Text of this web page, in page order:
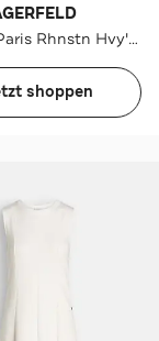
T-Shirt 'Paris Rhnstn Hvy' weiß
shoppen